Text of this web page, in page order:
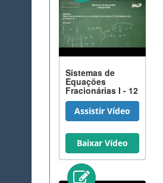
Sistemas de
Equações
Fracionárias I - 12
Assistir Vídeo
Baixar Vídeo